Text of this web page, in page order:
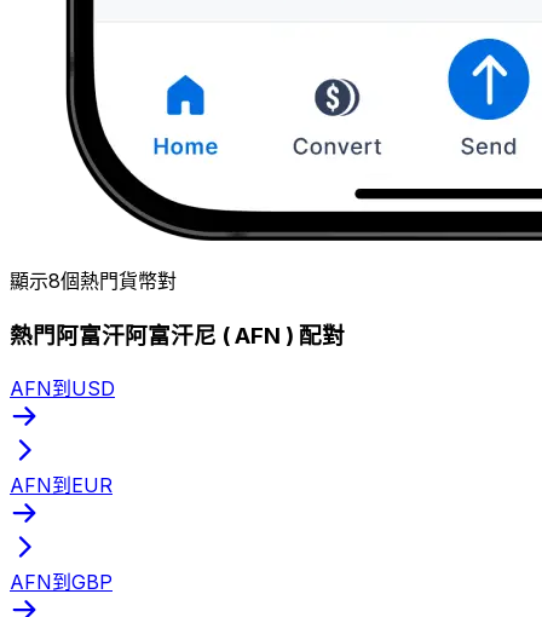
顯示8個熱門貨幣對
熱門阿富汗阿富汗尼 ( AFN ) 配對
AFN到USD
AFN到EUR
AFN到GBP